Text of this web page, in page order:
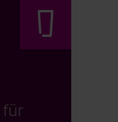
für